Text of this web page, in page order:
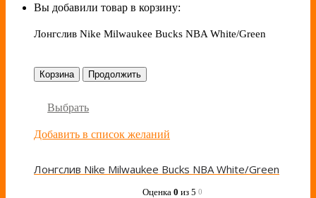
Вы добавили товар в корзину:
Лонгслив Nike Milwaukee Bucks NBA White/Green
Корзина Продолжить
Выбрать
Добавить в список желаний
Лонгслив Nike Milwaukee Bucks NBA White/Green
Оценка 0 из 5 0